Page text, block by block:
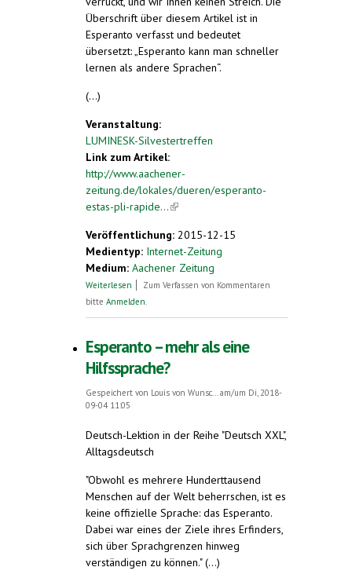
Überschrift über diesem Artikel ist in
Esperanto verfasst und bedeutet
übersetzt: „Esperanto kann man schneller
lernen als andere Sprachen“.
(...)
Veranstaltung:
LUMINESK-Silvestertreffen
Link zum Artikel:
http://www.aachener-
zeitung.de/lokales/dueren/esperanto-
estas-pli-rapide...(link is external)
Veröffentlichung: 2015-12-15
Medientyp: Internet-Zeitung
Medium: Aachener Zeitung
Weiterlesen über "Esperanto estas pli rapide lernebla
Zum Verfassen von Kommentaren
bitte Anmelden.
Esperanto – mehr als eine
Hilfssprache?
Gespeichert von Louis von Wunsc...am/um Di, 2018-
09-04 11:05
Deutsch-Lektion in der Reihe "Deutsch XXL",
Alltagsdeutsch
"Obwohl es mehrere Hunderttausend
Menschen auf der Welt beherrschen, ist es
keine offizielle Sprache: das Esperanto.
Dabei war eines der Ziele ihres Erfinders,
sich über Sprachgrenzen hinweg
verständigen zu können." (...)